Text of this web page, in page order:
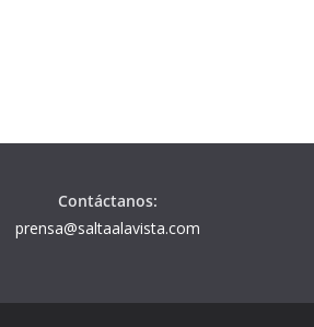
Contáctanos:
prensa@saltaalavista.com